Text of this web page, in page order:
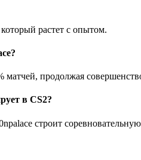
растет с опытом.
матчей, продолжая
в CS2?
строит